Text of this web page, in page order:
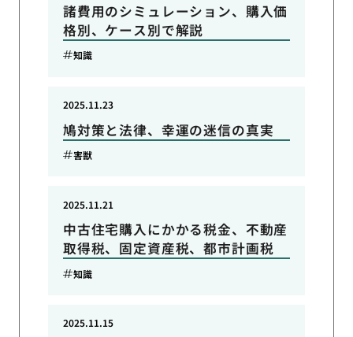
諸費用のシミュレーション、購入価
格別、ケース別で解説
知識
鳩対策と法律、幸運の迷信の真実
2025.11.23
害獣
中古住宅購入にかかる税金、不動産
取得税、固定資産税、都市計画税
2025.11.21
知識
2025.11.15